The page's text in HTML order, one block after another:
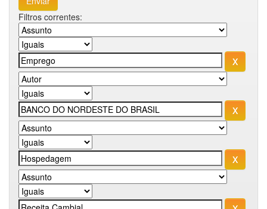
Filtros correntes: